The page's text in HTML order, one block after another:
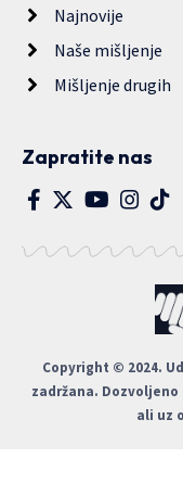
Najnovije
Naše mišljenje
Mišljenje drugih
Zapratite nas
Copyright © 2024.
zadržana.
ali uz